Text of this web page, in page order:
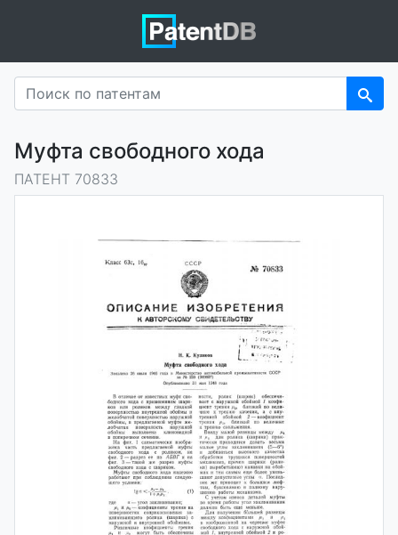
Муфта свободного хода
ПАТЕНТ 70833